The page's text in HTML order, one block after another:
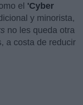
el 'Cyber
y minorista,
no les queda otra
a costa de reducir